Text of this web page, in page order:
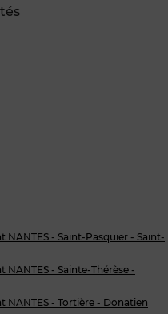
- Saint-Pasquier - Saint-
- Sainte-Thérèse -
NANTES - Tortière - Donatien